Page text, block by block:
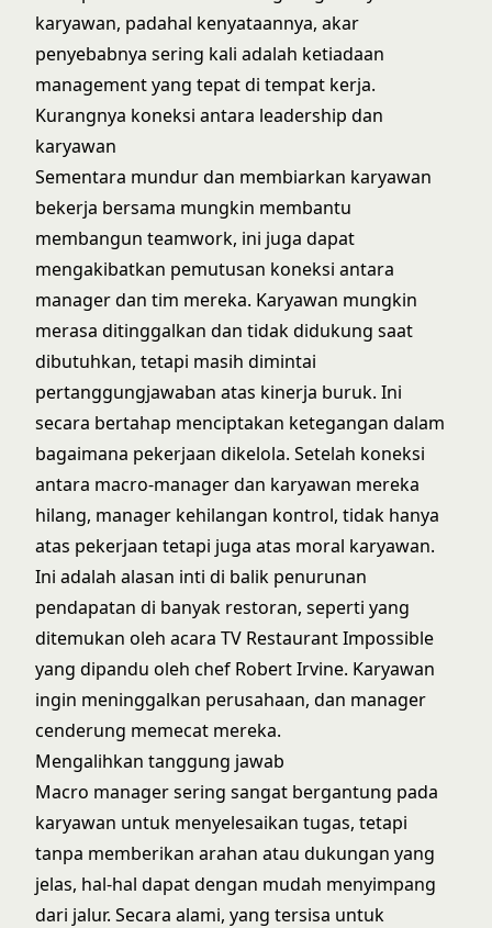
karyawan, padahal kenyataannya, akar
penyebabnya sering kali adalah ketiadaan
management yang tepat di tempat kerja.
Kurangnya koneksi antara leadership dan
karyawan
Sementara mundur dan membiarkan karyawan
bekerja bersama mungkin membantu
membangun teamwork, ini juga dapat
mengakibatkan pemutusan koneksi antara
manager dan tim mereka. Karyawan mungkin
merasa ditinggalkan dan tidak didukung saat
dibutuhkan, tetapi masih dimintai
pertanggungjawaban atas kinerja buruk. Ini
secara bertahap menciptakan ketegangan dalam
bagaimana pekerjaan dikelola. Setelah koneksi
antara macro-manager dan karyawan mereka
hilang, manager kehilangan kontrol, tidak hanya
atas pekerjaan tetapi juga atas moral karyawan.
Ini adalah alasan inti di balik penurunan
pendapatan di banyak restoran, seperti yang
ditemukan oleh acara TV Restaurant Impossible
yang dipandu oleh chef Robert Irvine. Karyawan
ingin meninggalkan perusahaan, dan manager
cenderung memecat mereka.
Mengalihkan tanggung jawab
Macro manager sering sangat bergantung pada
karyawan untuk menyelesaikan tugas, tetapi
tanpa memberikan arahan atau dukungan yang
jelas, hal-hal dapat dengan mudah menyimpang
dari jalur. Secara alami, yang tersisa untuk